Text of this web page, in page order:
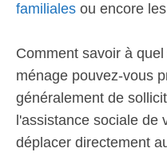
familiales ou encore
Comment savoir à
ménage pouvez-vous
généralement de
l'assistance sociale de
déplacer directement